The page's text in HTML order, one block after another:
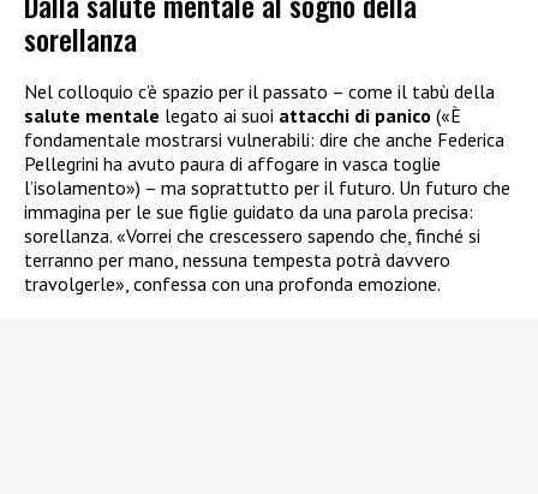
sorellanza
Nel colloquio c’è spazio per il passato – come il tabù della
salute mentale legato ai suoi attacchi di panico («È
fondamentale mostrarsi vulnerabili: dire che anche Federica
Pellegrini ha avuto paura di affogare in vasca toglie
l’isolamento») – ma soprattutto per il futuro. Un futuro che
immagina per le sue figlie guidato da una parola precisa:
sorellanza. «Vorrei che crescessero sapendo che, finché si
terranno per mano, nessuna tempesta potrà davvero
travolgerle», confessa con una profonda emozione.